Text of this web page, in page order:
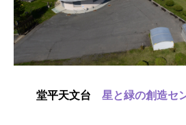
堂平天文台 星と緑の創造セ